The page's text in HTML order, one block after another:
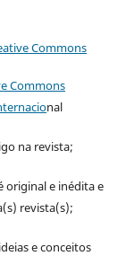
Commons
Commons
nal
na revista;
original e inédita e
revista(s);
e conceitos